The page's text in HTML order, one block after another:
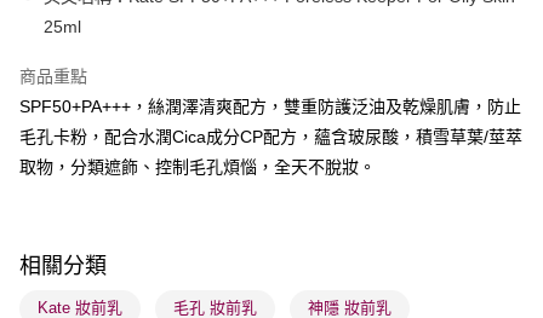
WeChat Pay
送貨方式
順豐自助櫃 - 確認發貨後1-3個工作天送達
每筆HK$65.00，滿HK$300.00或以上免運費
每筆HK$65.00，滿HK$300.00或以上免運費
確認發貨後1-3 工作天送達，訂單將隨機分配至SF順豐速運或京東
25ml
商品重點
SPF50+PA+++，絲潤澤清爽配方，雙重防護泛油及乾燥肌膚，防止
毛孔卡粉，配合水潤Cica成分CP配方，蘊含玻尿酸，積雪草葉/莖萃
取物，分類遮飾、控制毛孔煩惱，全天不脫妝。
相關分類
Kate 妝前乳 毛孔 妝前乳 神隱 妝前乳